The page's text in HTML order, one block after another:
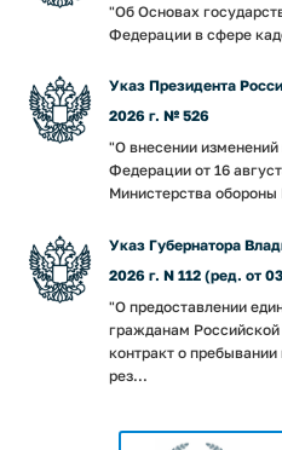
"Об Основах
Федерации в сфере
Указ Президента
2026 г. № 526
"О внесении
Федерации от 16
Министерства
Указ Губернатора
2026 г. N 112 (ред. от
"О предоставлении
гражданам
контракт о
рез...